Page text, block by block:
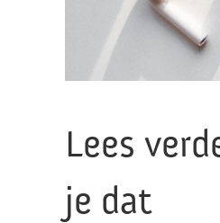
Lees
je dat